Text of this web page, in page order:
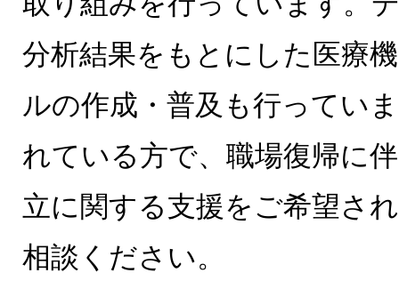
分析結果をもとにした医療
ルの作成・普及も行ってい
れている方で、職場復帰に
立に関する支援をご希望さ
相談ください。